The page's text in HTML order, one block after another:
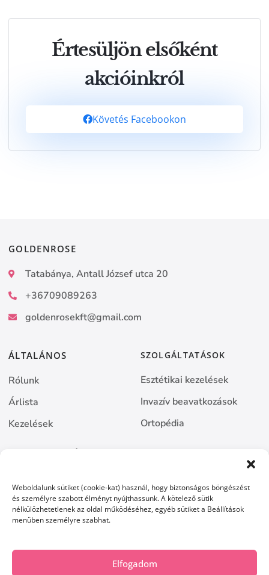
Weboldalunk sütiket (cookie-kat) használ, hogy biztonságos böngészést
és személyre szabott élményt nyújthassunk. A kötelező sütik
nélkülözhetetlenek az oldal működéséhez, egyéb sütiket a Beállítások
menüben személyre szabhat.
Elfogadom
Értesüljön elsőként
akcióinkról
Követés Facebookon
GOLDENROSE
Tatabánya, Antall József utca 20
+36709089263
goldenrosekft@gmail.com
ÁLTALÁNOS
Rólunk
Árlista
Kezelések
SZOLGÁLTATÁSOK
Esztétikai kezelések
Invazív beavatkozások
Ortopédia
Kapcsolat
Email